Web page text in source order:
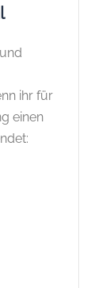
ihr für
einen